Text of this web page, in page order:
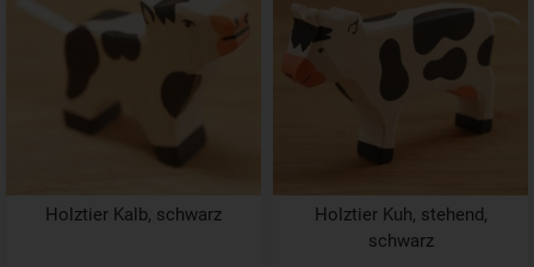
Holztier Kalb, schwarz
Holztier Kuh, stehend,
schwarz